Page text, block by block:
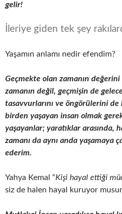
gelir!
İleriye giden tek şey
Yaşamın anlamı nedir efendim?
Geçmekte olan zamanın
zamanın değil, geçmişin de
tasavvurlarını ve öngörülerini
birden yaşayan insan olmak
yaşayanlar; yaratıklar arasında,
zamanı da aynı anda yaşamaya
ederim.
Yahya Kemal “Kişi hayal ettiği
siz de halen hayal kuruyor